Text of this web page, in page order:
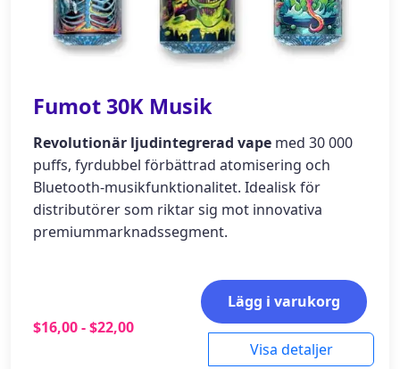
Fumot 30K Musik
Revolutionär ljudintegrerad vape med 30 000
puffs, fyrdubbel förbättrad atomisering och
Bluetooth-musikfunktionalitet. Idealisk för
distributörer som riktar sig mot innovativa
premiummarknadssegment.
$16,00 - $22,00
Lägg i varukorg
Visa detaljer